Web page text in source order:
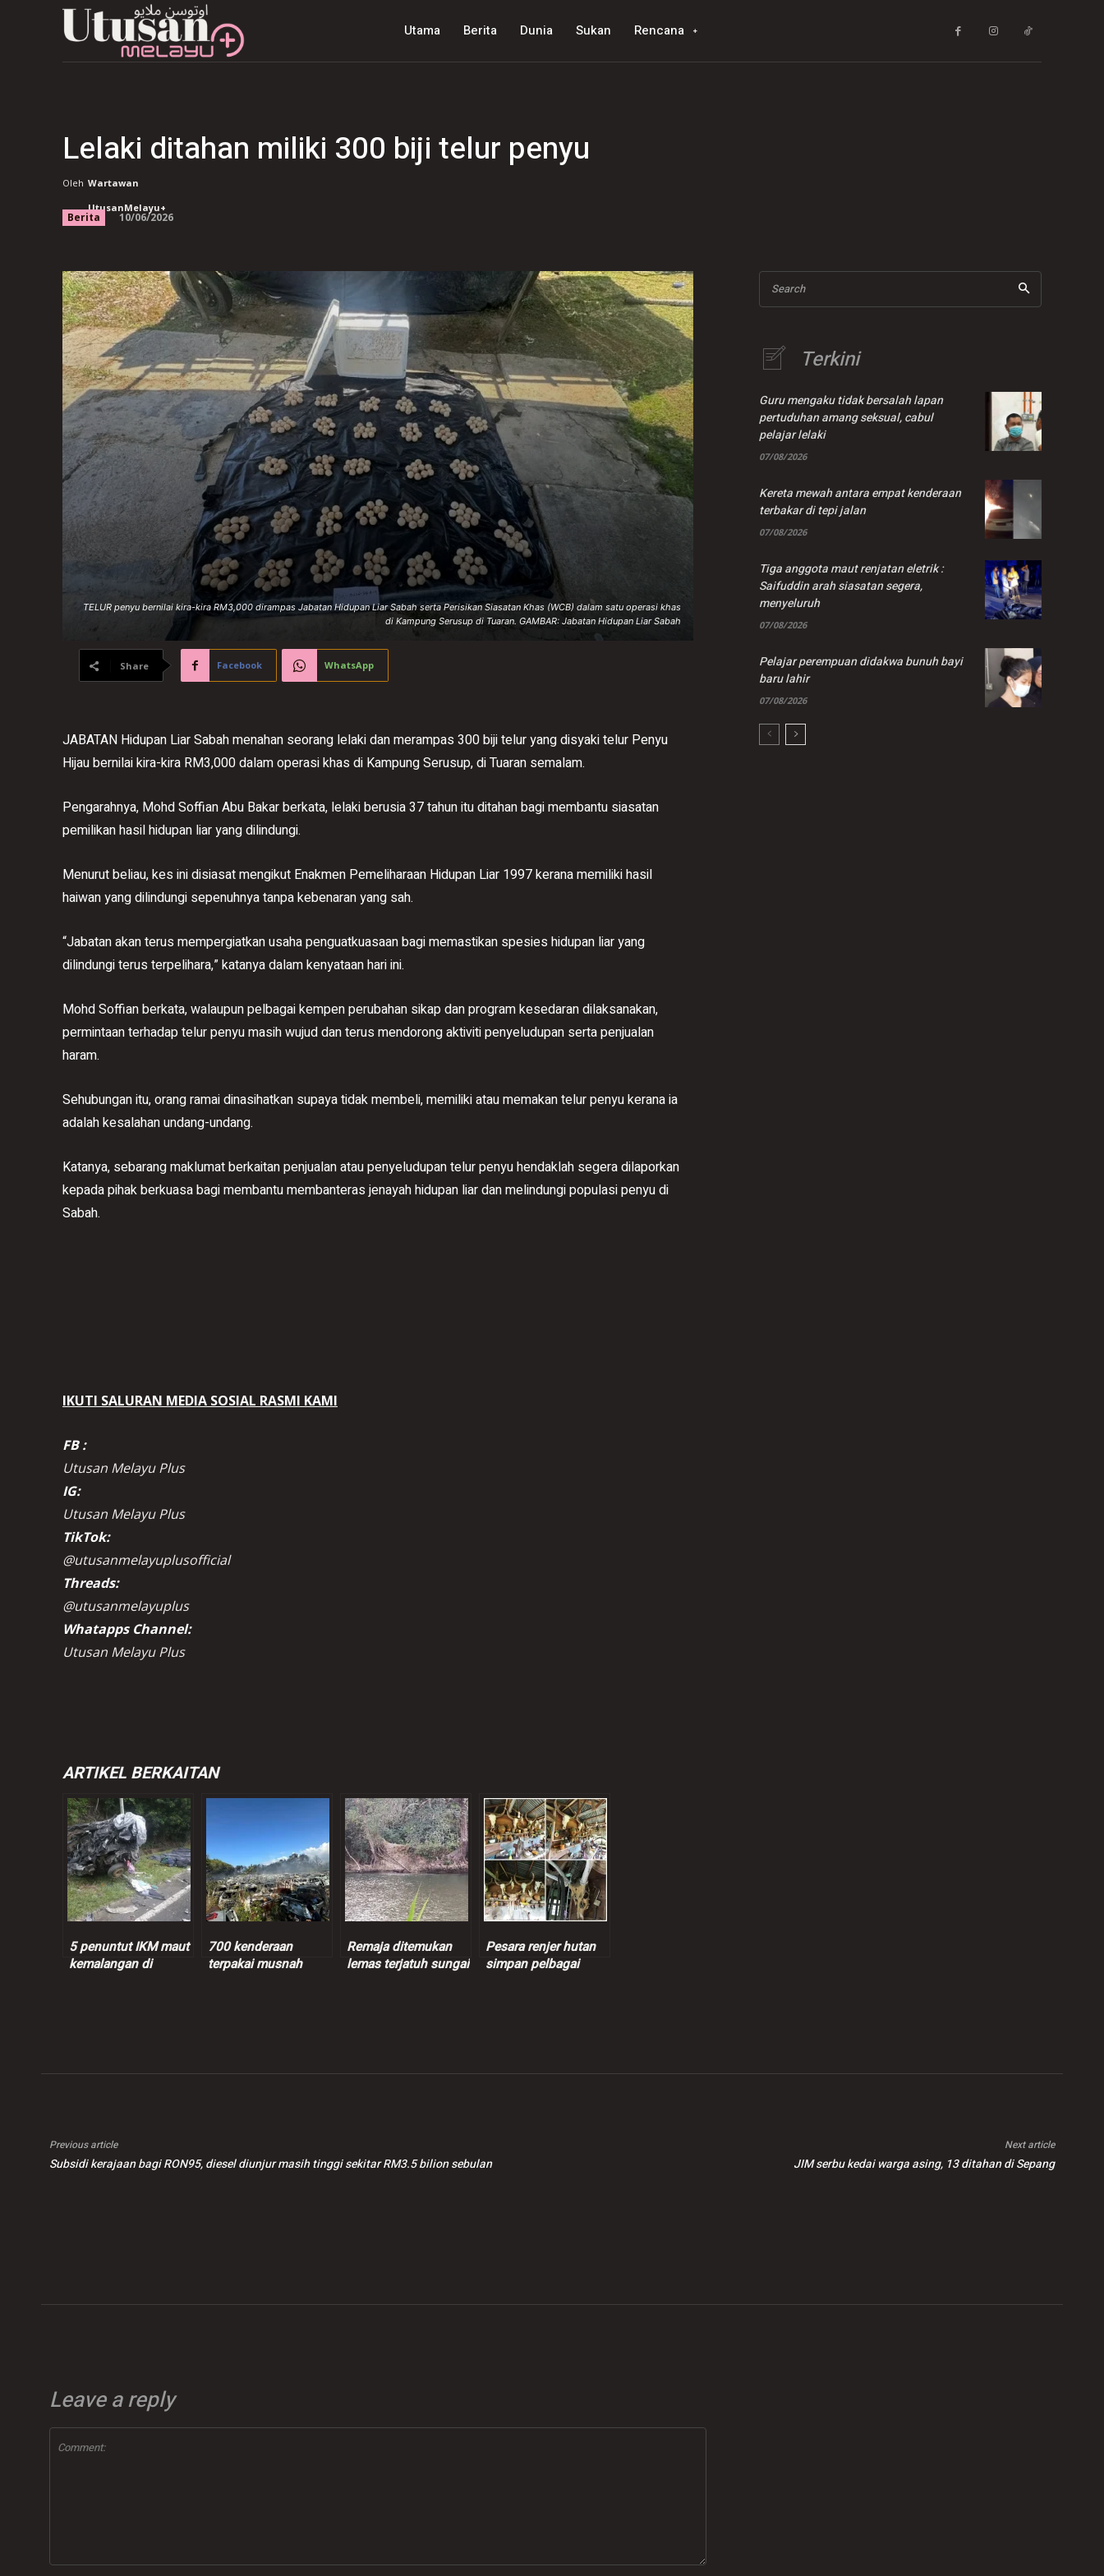
Utama Berita Dunia Sukan Rencana
Lelaki ditahan miliki 300 biji telur penyu
Oleh Wartawan
UtusanMelayu+
Berita 10/06/2026
TELUR penyu bernilai kira-kira RM3,000 dirampas Jabatan Hidupan Liar Sabah serta Perisikan Siasatan Khas (WCB) dalam satu operasi khas
di Kampung Serusup di Tuaran. GAMBAR: Jabatan Hidupan Liar Sabah
Share Facebook WhatsApp
JABATAN Hidupan Liar Sabah menahan seorang lelaki dan merampas 300 biji telur yang disyaki telur Penyu
Hijau bernilai kira-kira RM3,000 dalam operasi khas di Kampung Serusup, di Tuaran semalam.
Pengarahnya, Mohd Soffian Abu Bakar berkata, lelaki berusia 37 tahun itu ditahan bagi membantu siasatan
pemilikan hasil hidupan liar yang dilindungi.
Menurut beliau, kes ini disiasat mengikut Enakmen Pemeliharaan Hidupan Liar 1997 kerana memiliki hasil
haiwan yang dilindungi sepenuhnya tanpa kebenaran yang sah.
“Jabatan akan terus mempergiatkan usaha penguatkuasaan bagi memastikan spesies hidupan liar yang
dilindungi terus terpelihara,” katanya dalam kenyataan hari ini.
Mohd Soffian berkata, walaupun pelbagai kempen perubahan sikap dan program kesedaran dilaksanakan,
permintaan terhadap telur penyu masih wujud dan terus mendorong aktiviti penyeludupan serta penjualan
haram.
Sehubungan itu, orang ramai dinasihatkan supaya tidak membeli, memiliki atau memakan telur penyu kerana ia
adalah kesalahan undang-undang.
Katanya, sebarang maklumat berkaitan penjualan atau penyeludupan telur penyu hendaklah segera dilaporkan
kepada pihak berkuasa bagi membantu membanteras jenayah hidupan liar dan melindungi populasi penyu di
Sabah.
IKUTI SALURAN MEDIA SOSIAL RASMI KAMI
FB :
Utusan Melayu Plus
IG:
Utusan Melayu Plus
TikTok:
@utusanmelayuplusofficial
Threads:
@utusanmelayuplus
Whatapps Channel:
Utusan Melayu Plus
ARTIKEL BERKAITAN
5 penuntut IKM maut
kemalangan di
700 kenderaan
terpakai musnah
Remaja ditemukan
lemas terjatuh sungai
Pesara renjer hutan
simpan pelbagai
Search
Terkini
Guru mengaku tidak bersalah lapan
pertuduhan amang seksual, cabul
pelajar lelaki
07/08/2026
Kereta mewah antara empat kenderaan
terbakar di tepi jalan
07/08/2026
Tiga anggota maut renjatan eletrik :
Saifuddin arah siasatan segera,
menyeluruh
07/08/2026
Pelajar perempuan didakwa bunuh bayi
baru lahir
07/08/2026
Previous article
Subsidi kerajaan bagi RON95, diesel diunjur masih tinggi sekitar RM3.5 bilion sebulan
Next article
JIM serbu kedai warga asing, 13 ditahan di Sepang
Leave a reply